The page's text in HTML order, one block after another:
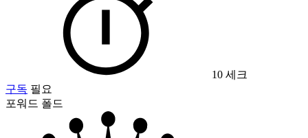
10 세크
구독 필요
포워드 폴드